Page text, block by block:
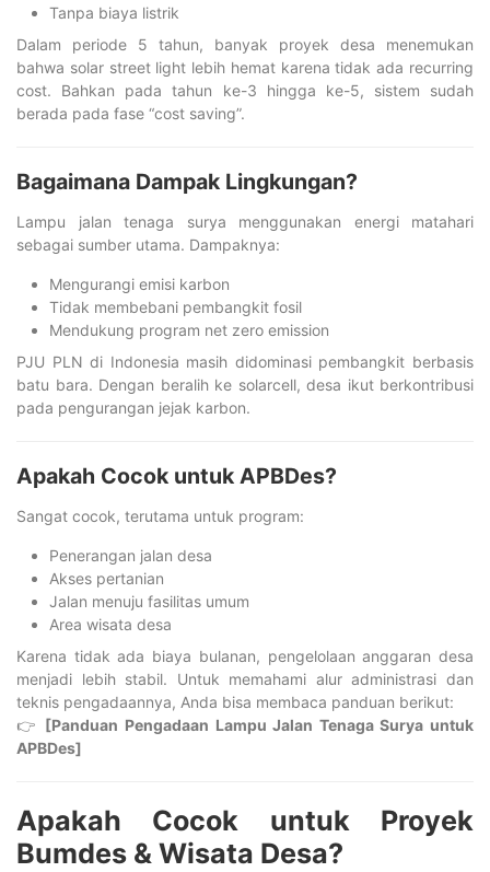
Tanpa biaya listrik
Dalam periode 5 tahun, banyak proyek desa menemukan
bahwa solar street light lebih hemat karena tidak ada recurring
cost. Bahkan pada tahun ke-3 hingga ke-5, sistem sudah
berada pada fase “cost saving”.
Bagaimana Dampak Lingkungan?
Lampu jalan tenaga surya menggunakan energi matahari
sebagai sumber utama. Dampaknya:
Mengurangi emisi karbon
Tidak membebani pembangkit fosil
Mendukung program net zero emission
PJU PLN di Indonesia masih didominasi pembangkit berbasis
batu bara. Dengan beralih ke solarcell, desa ikut berkontribusi
pada pengurangan jejak karbon.
Apakah Cocok untuk APBDes?
Sangat cocok, terutama untuk program:
Penerangan jalan desa
Akses pertanian
Jalan menuju fasilitas umum
Area wisata desa
Karena tidak ada biaya bulanan, pengelolaan anggaran desa
menjadi lebih stabil. Untuk memahami alur administrasi dan
teknis pengadaannya, Anda bisa membaca panduan berikut:
👉 [Panduan Pengadaan Lampu Jalan Tenaga Surya untuk
APBDes]
Apakah Cocok untuk Proyek
Bumdes & Wisata Desa?